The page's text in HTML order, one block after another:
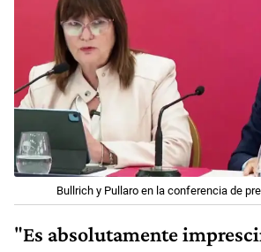
Bullrich y Pullaro en la conferencia de
"Es absolutamente